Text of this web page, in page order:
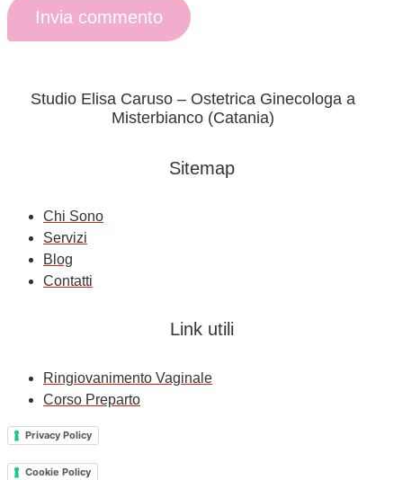
Studio Elisa Caruso – Ostetrica Ginecologa a
Misterbianco (Catania)
Sitemap
Chi Sono
Servizi
Blog
Contatti
Link utili
Ringiovanimento Vaginale
Corso Preparto
Privacy Policy
Cookie Policy